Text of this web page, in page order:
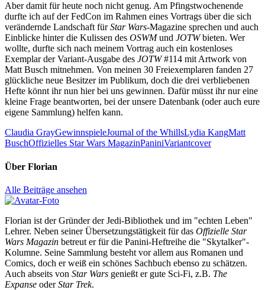
Aber damit für heute noch nicht genug. Am Pfingstwochenende
durfte ich auf der FedCon im Rahmen eines Vortrags über die sich
verändernde Landschaft fürStar Wars-Magazine sprechen und auch
Einblicke hinter die Kulissen des OSWMund JOTWbieten. Wer
wollte, durfte sich nach meinem Vortrag auch ein kostenloses
Exemplar der Variant-Ausgabe des JOTW#114 mit Artwork von
Matt Busch mitnehmen. Von meinen 30 Freiexemplaren fanden 27
glückliche neue Besitzer im Publikum, doch die drei verbliebenen
Hefte könnt ihr nun hier bei uns gewinnen. Dafür müsst ihr nur eine
kleine Frage beantworten, bei der unsere Datenbank (oder auch eure
eigene Sammlung) helfen kann.
Claudia GrayGewinnspieleJournal of the WhillsLydia KangMatt
BuschOffizielles Star Wars MagazinPaniniVariantcover
Über Florian
Alle Beiträge ansehen
Florian ist der Gründer der Jedi-Bibliothek und im "echten Leben"
Lehrer. Neben seiner Übersetzungstätigkeit für das Offizielle Star
Wars Magazin betreut er für die Panini-Heftreihe die "Skytalker"-
Kolumne. Seine Sammlung besteht vor allem aus Romanen und
Comics, doch er weiß ein schönes Sachbuch ebenso zu schätzen.
Auch abseits von Star Wars genießt er gute Sci-Fi, z.B. The
Expanse oderStar Trek.